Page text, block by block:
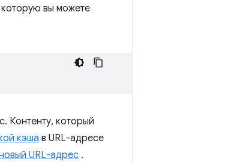
вы можете
Контенту, который
кэша в URL-адресе
URL-адрес .